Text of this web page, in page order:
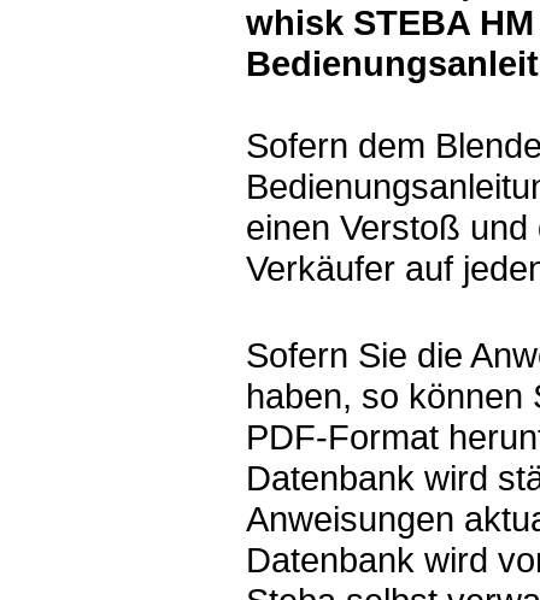
whisk STEBA
Sofern dem
einen Verstoß
Verkäufer auf
Sofern Sie die
haben, so können
PDF-Format
Datenbank wird
Anweisungen
Datenbank wird